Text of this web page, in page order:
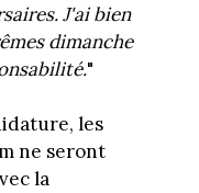
J'ai bien
dimanche
"
les
ne seront
la